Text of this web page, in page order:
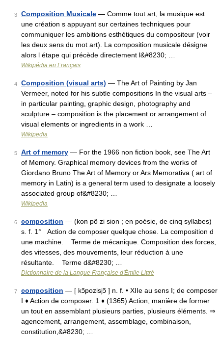
3 Composition Musicale — Comme tout art, la musique est
une création s appuyant sur certaines techniques pour
communiquer les ambitions esthétiques du compositeur (voir
les deux sens du mot art). La composition musicale désigne
alors l étape qui précède directement l&#8230; …
Wikipédia en Français
4 Composition (visual arts) — The Art of Painting by Jan
Vermeer, noted for his subtle compositions In the visual arts –
in particular painting, graphic design, photography and
sculpture – composition is the placement or arrangement of
visual elements or ingredients in a work …
Wikipedia
5 Art of memory — For the 1966 non fiction book, see The Art
of Memory. Graphical memory devices from the works of
Giordano Bruno The Art of Memory or Ars Memorativa ( art of
memory in Latin) is a general term used to designate a loosely
associated group of&#8230; …
Wikipedia
6 composition — (kon pô zi sion ; en poésie, de cinq syllabes)
s. f. 1° Action de composer quelque chose. La composition d
une machine. Terme de mécanique. Composition des forces,
des vitesses, des mouvements, leur réduction à une
résultante. Terme d&#8230; …
Dictionnaire de la Langue Française d'Émile Littré
7 composition — [ kɔ̃pozisjɔ̃ ] n. f. • XIIe au sens I; de composer
I ♦ Action de composer. 1 ♦ (1365) Action, manière de former
un tout en assemblant plusieurs parties, plusieurs éléments. ⇒
agencement, arrangement, assemblage, combinaison,
constitution,&#8230; …